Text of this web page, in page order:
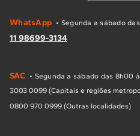
WhatsApp • Segunda a sábado
11 98699-3134
SAC • Segunda a sábado das 8h00
3003 0099 (Capitais e regiões
0800 970 0999 (Outras localidades)